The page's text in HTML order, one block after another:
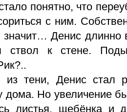
понятно, что
с ним.
Денис длинно
ствол к стене.
тени, Денис стал
дома. Но увеличение
листья, щебёнка и